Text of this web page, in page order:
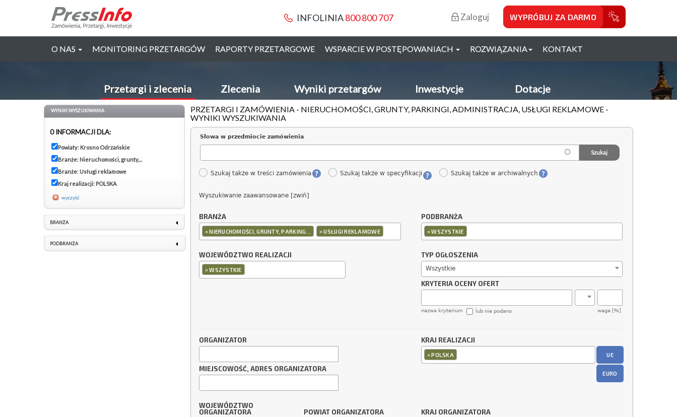
INFOLINIA800 800 707 Zaloguj WYPRÓBUJ ZA DARMO
O NAS MONITORING PRZETARGÓW RAPORTY PRZETARGOWE WSPARCIE W POSTĘPOWANIACH ROZWIĄZANIA KONTAKT
Przetargi i zlecenia Zlecenia Wyniki przetargów Inwestycje Dotacje
PRZETARGI I ZAMÓWIENIA - NIERUCHOMOŚCI, GRUNTY, PARKINGI, ADMINISTRACJA, USŁUGI REKLAMOWE -
WYNIKI WYSZUKIWANIA
Słowa w przedmiocie zamówienia
Szukaj także w treści zamówienia Szukaj także w specyfikacji Szukaj także w archiwalnych
Wyszukiwanie zaawansowane [zwiń]
BRANŻA
×NIERUCHOMOŚCI, GRUNTY, PARKING... ×USŁUGI REKLAMOWE
PODBRANŻA
×WSZYSTKIE
WOJEWÓDZTWO REALIZACJI
×WSZYSTKIE
TYP OGŁOSZENIA
Wszystkie
KRYTERIA OCENY OFERT
nazwa kryterium waga [%]
lub nie podano
ORGANIZATOR
MIEJSCOWOŚĆ, ADRES ORGANIZATORA
KRAJ REALIZACJI
×POLSKA UE
EURO
WOJEWÓDZTWO
ORGANIZATORA
POWIAT ORGANIZATORA KRAJ ORGANIZATORA
WYNIKI WYSZUKIWANIA
0 INFORMACJI DLA:
Powiaty: Krosno Odrzańskie
Branże: Nieruchomości, grunty,...
Branże: Usługi reklamowe
Kraj realizacji: POLSKA
wyczyść
BRANŻA
PODBRANŻA